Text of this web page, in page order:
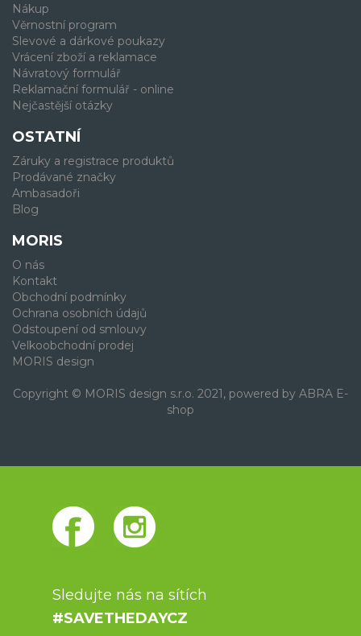
Nákup
Věrnostní program
Slevové a dárkové poukazy
Vrácení zboží a reklamace
Návratový formulář
Reklamační formulář - online
Nejčastější otázky
OSTATNÍ
Záruky a registrace produktů
Prodávané značky
Ambasadoři
Blog
MORIS
O nás
Kontakt
Obchodní podmínky
Ochrana osobních údajů
Odstoupení od smlouvy
Velkoobchodní prodej
MORIS design
Copyright © MORIS design s.r.o. 2021, powered by ABRA E-
shop
Sledujte nás na sítích
#SAVETHEDAYCZ